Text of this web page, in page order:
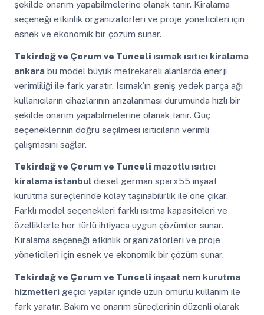
şekilde onarım yapabilmelerine olanak tanır. Kiralama
seçeneği etkinlik organizatörleri ve proje yöneticileri için
esnek ve ekonomik bir çözüm sunar.
Tekirdağ ve Çorum ve Tunceli ısımak ısıtıcı kiralama
ankarabu model büyük metrekareli alanlarda enerji
verimliliği ile fark yaratır. Isımak’ın geniş yedek parça ağı
kullanıcıların cihazlarının arızalanması durumunda hızlı bir
şekilde onarım yapabilmelerine olanak tanır. Güç
seçeneklerinin doğru seçilmesi ısıtıcıların verimli
çalışmasını sağlar.
Tekirdağ ve Çorum ve Tunceli mazotlu ısıtıcı
kiralama istanbuldiesel german sparx55 inşaat
kurutma süreçlerinde kolay taşınabilirlik ile öne çıkar.
Farklı model seçenekleri farklı ısıtma kapasiteleri ve
özelliklerle her türlü ihtiyaca uygun çözümler sunar.
Kiralama seçeneği etkinlik organizatörleri ve proje
yöneticileri için esnek ve ekonomik bir çözüm sunar.
Tekirdağ ve Çorum ve Tunceli inşaat nem kurutma
hizmetlerigeçici yapılar içinde uzun ömürlü kullanım ile
fark yaratır. Bakım ve onarım süreçlerinin düzenli olarak